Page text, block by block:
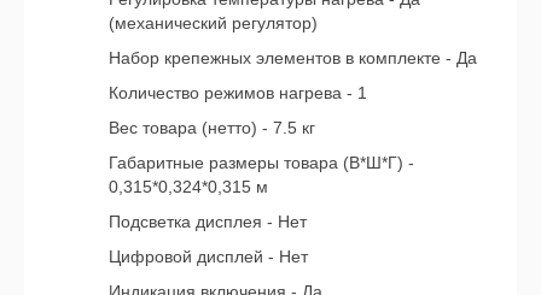
(механический регулятор)
Набор крепежных элементов в комплекте - Да
Количество режимов нагрева - 1
Вес товара (нетто) - 7.5 кг
Габаритные размеры товара (В*Ш*Г) -
0,315*0,324*0,315 м
Подсветка дисплея - Нет
Цифровой дисплей - Нет
Индикация включения - Да